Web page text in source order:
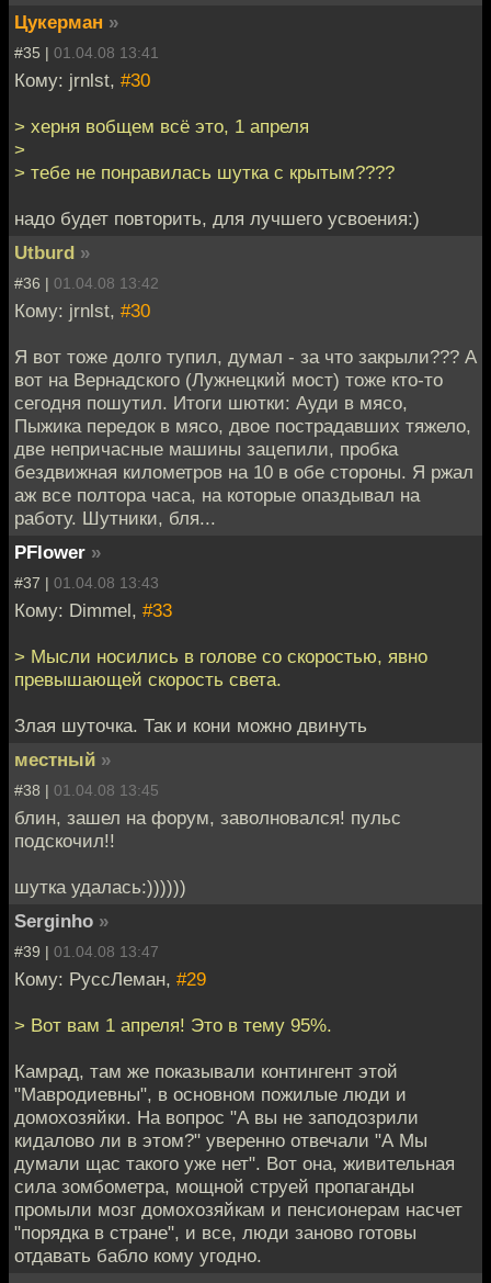
Цукерман »
#35 | 01.04.08 13:41
Кому: jrnlst, #30
> херня вобщем всё это, 1 апреля
>
> тебе не понравилась шутка с крытым????
надо будет повторить, для лучшего усвоения:)
Utburd »
#36 | 01.04.08 13:42
Кому: jrnlst, #30
Я вот тоже долго тупил, думал - за что закрыли??? А
вот на Вернадского (Лужнецкий мост) тоже кто-то
сегодня пошутил. Итоги шютки: Ауди в мясо,
Пыжика передок в мясо, двое пострадавших тяжело,
две непричасные машины зацепили, пробка
бездвижная километров на 10 в обе стороны. Я ржал
аж все полтора часа, на которые опаздывал на
работу. Шутники, бля...
PFlower »
#37 | 01.04.08 13:43
Кому: Dimmel, #33
> Мысли носились в голове со скоростью, явно
превышающей скорость света.
Злая шуточка. Так и кони можно двинуть
местный »
#38 | 01.04.08 13:45
блин, зашел на форум, заволновался! пульс
подскочил!!
шутка удалась:))))))
Serginho »
#39 | 01.04.08 13:47
Кому: РуссЛеман, #29
> Вот вам 1 апреля! Это в тему 95%.
Камрад, там же показывали контингент этой
"Мавродиевны", в основном пожилые люди и
домохозяйки. На вопрос "А вы не заподозрили
кидалово ли в этом?" уверенно отвечали "А Мы
думали щас такого уже нет". Вот она, живительная
сила зомбометра, мощной струей пропаганды
промыли мозг домохозяйкам и пенсионерам насчет
"порядка в стране", и все, люди заново готовы
отдавать бабло кому угодно.